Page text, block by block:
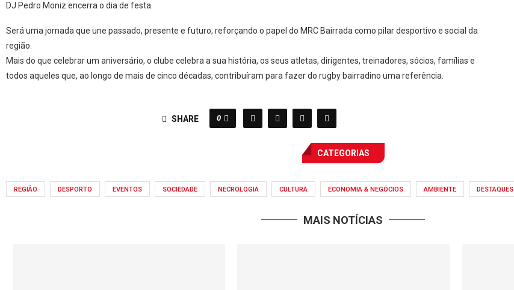
DJ Pedro Moniz encerra o dia de festa.
Será uma jornada que une passado, presente e futuro, reforçando o papel do MRC Bairrada como pilar desportivo e social da
região.
Mais do que celebrar um aniversário, o clube celebra a sua história, os seus atletas, dirigentes, treinadores, sócios, famílias e
todos aqueles que, ao longo de mais de cinco décadas, contribuíram para fazer do rugby bairradino uma referência.
SHARE 0
CATEGORIAS
REGIÃO DESPORTO EVENTOS SOCIEDADE NECROLOGIA CULTURA ECONOMIA & NEGÓCIOS AMBIENTE DESTAQUES
MAIS NOTÍCIAS